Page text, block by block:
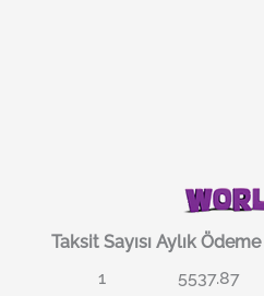
Taksit Sayısı Aylık Ödeme
1
5537.87